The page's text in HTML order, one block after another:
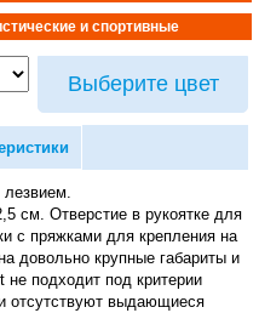
и спортивные
Выберите цвет
см. Отверстие в рукоятке для
с пряжками для крепления на
довольно крупные габариты и
не подходит под критерии
отсутствуют выдающиеся